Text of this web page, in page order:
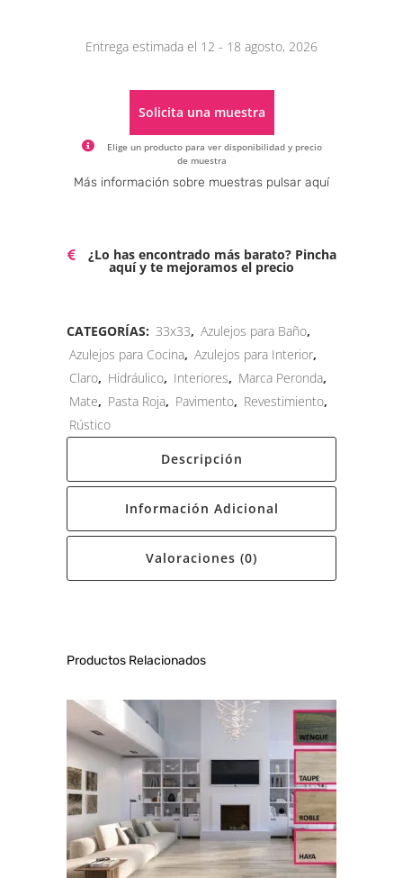
Entrega estimada el 12 - 18 agosto, 2026
Solicita una muestra
Elige un producto para ver disponibilidad y precio
de muestra
Alternative:
Más información sobre muestras pulsar aquí
¿Lo has encontrado más barato? Pincha
aquí y te mejoramos el precio
CATEGORÍAS: 33x33, Azulejos para Baño,
Azulejos para Cocina, Azulejos para Interior,
Claro, Hidráulico, Interiores, Marca Peronda,
Mate, Pasta Roja, Pavimento, Revestimiento,
Rústico
Descripción
Información Adicional
Valoraciones (0)
Productos Relacionados